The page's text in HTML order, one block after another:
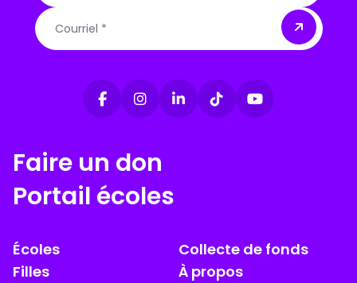
Faire un don
Portail écoles
Écoles
Filles
Collecte de fonds
À propos